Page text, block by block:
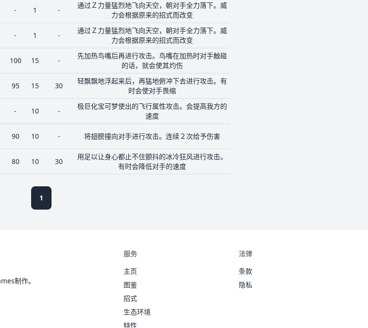
- 1 -
通过Ｚ力量猛烈地飞向天空，朝对手全力落下。威
力会根据原来的招式而改变
- 1 -
通过Ｚ力量猛烈地飞向天空，朝对手全力落下。威
力会根据原来的招式而改变
100 15 -
先加热鸟嘴后再进行攻击。鸟嘴在加热时对手触碰
的话，就会使其灼伤
95 15 30
轻飘飘地浮起来后，再猛地俯冲下去进行攻击。有
时会使对手畏缩
- 10 -
极巨化宝可梦使出的飞行属性攻击。会提高我方的
速度
90 10 - 将翅膀撞向对手进行攻击。连续２次给予伤害
80 10 30
用足以让身心都止不住颤抖的冰冷狂风进行攻击。
有时会降低对手的速度
1
制作。
服务
主页
图鉴
招式
生态环境
特性
法律
条款
隐私